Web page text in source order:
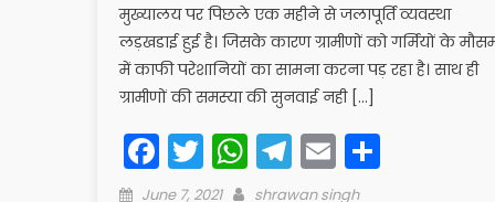
मुख्यालय पर पिछले एक महीने से जलापूर्ति व्यवस्था
लड़खडाई हुई है। जिसके कारण ग्रामीणों को गर्मियों के
में काफी परेशानियों का सामना करना पड़ रहा है। साथ ही
ग्रामीणों की समस्या की सुनवाई नही […]
Facebook
Twitter
WhatsApp
Telegram
EmailShare
Posted
June 7, 2021 Author
shrawan singh